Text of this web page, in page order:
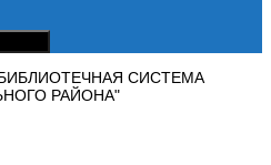
СИСТЕМА
РАЙОНА"